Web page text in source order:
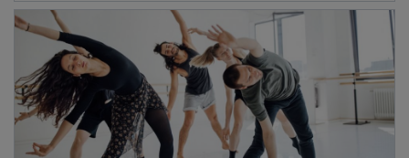
Darmstadt
Dortmund
Dresde